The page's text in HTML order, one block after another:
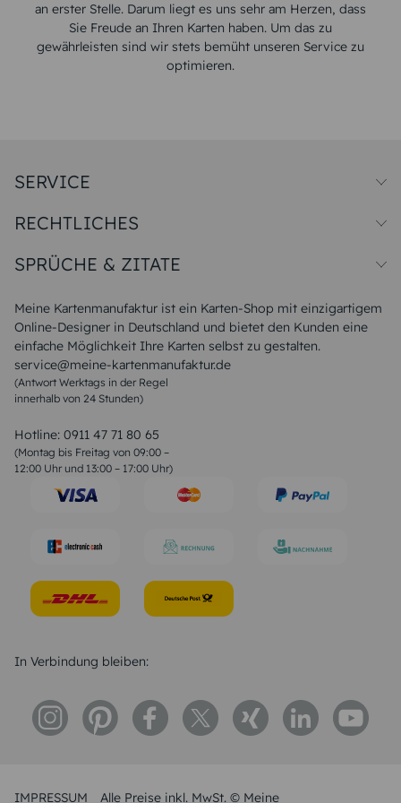
an erster Stelle. Darum liegt es uns sehr am Herzen, dass
Sie Freude an Ihren Karten haben. Um das zu
gewährleisten sind wir stets bemüht unseren Service zu
optimieren.
Meine Kartenmanufaktur ist ein Karten-Shop mit einzigartigem
Online-Designer in Deutschland und bietet den Kunden eine
einfache Möglichkeit Ihre Karten selbst zu gestalten.
service@meine-kartenmanufaktur.de
(Antwort Werktags in der Regel
innerhalb von 24 Stunden)
Hotline: 0911 47 71 80 65
(Montag bis Freitag von 09:00 –
12:00 Uhr und 13:00 – 17:00 Uhr)
SERVICE
Papiersorten
Unsere Produktion
Magazin
FAQ
RECHTLICHES
Widerrufsbelehrung
SPRÜCHE & ZITATE
Liebeskummer Sprüche
Sommer Sprüche
Muttertagssprüche
Sprüche zur Hochzeit
Sprüche zur Konfirmation & Kommunion
Weihnachtsgedichte
Liebessprüche
Geburtstagssprüche
Trauersprüche
Konfirmation Glückwünsche
IMPRESSUM Alle Preise inkl. MwSt. © Meine
In Verbindung bleiben: